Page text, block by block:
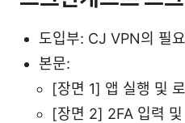
도입부: CJ VPN의 필
본문:
[장면 1] 앱 실행 및
[장면 2] 2FA 입력 및